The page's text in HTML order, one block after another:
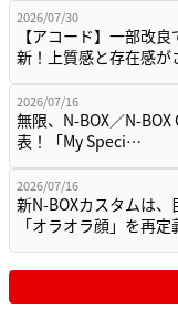
2026/07/30
【アコード】一部改
新！上質感と存在感
2026/07/16
無限、N-BOX／N-
表！「My Speci…
2026/07/16
新N-BOXカスタムは
「オラオラ顔」を再